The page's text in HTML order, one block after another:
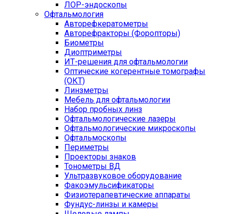
ЛОР-эндоскопы
Офтальмология
Авторефкератометры
Авторефракторы (Форопторы)
Биометры
Диоптриметры
ИТ-решения для офтальмологии
Оптические когерентные томографы
(ОКТ)
Линзметры
Мебель для офтальмологии
Набор пробных линз
Офтальмологические лазеры
Офтальмологические микроскопы
Офтальмоскопы
Периметры
Проекторы знаков
Тонометры ВД
Ультразвуковое оборудование
Факоэмульсификаторы
Физиотерапевтические аппараты
Фундус-линзы и камеры